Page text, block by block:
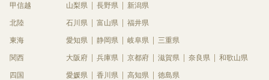
甲信越 山梨県 長野県 新潟県
北陸 石川県 富山県 福井県
東海 愛知県 静岡県 岐阜県 三重県
関西 大阪府 兵庫県 京都府 滋賀県 奈良県 和歌山県
四国 愛媛県 香川県 高知県 徳島県